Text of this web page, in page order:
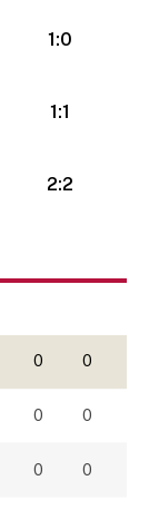
1:0
1:1
2:2
0 0
0 0
0 0